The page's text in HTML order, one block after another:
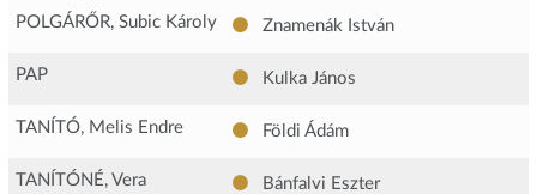
POLGÁRŐR, Subic Károly Znamenák István
PAP Kulka János
TANÍTÓ, Melis Endre Földi Ádám
TANÍTÓNÉ, Vera Bánfalvi Eszter